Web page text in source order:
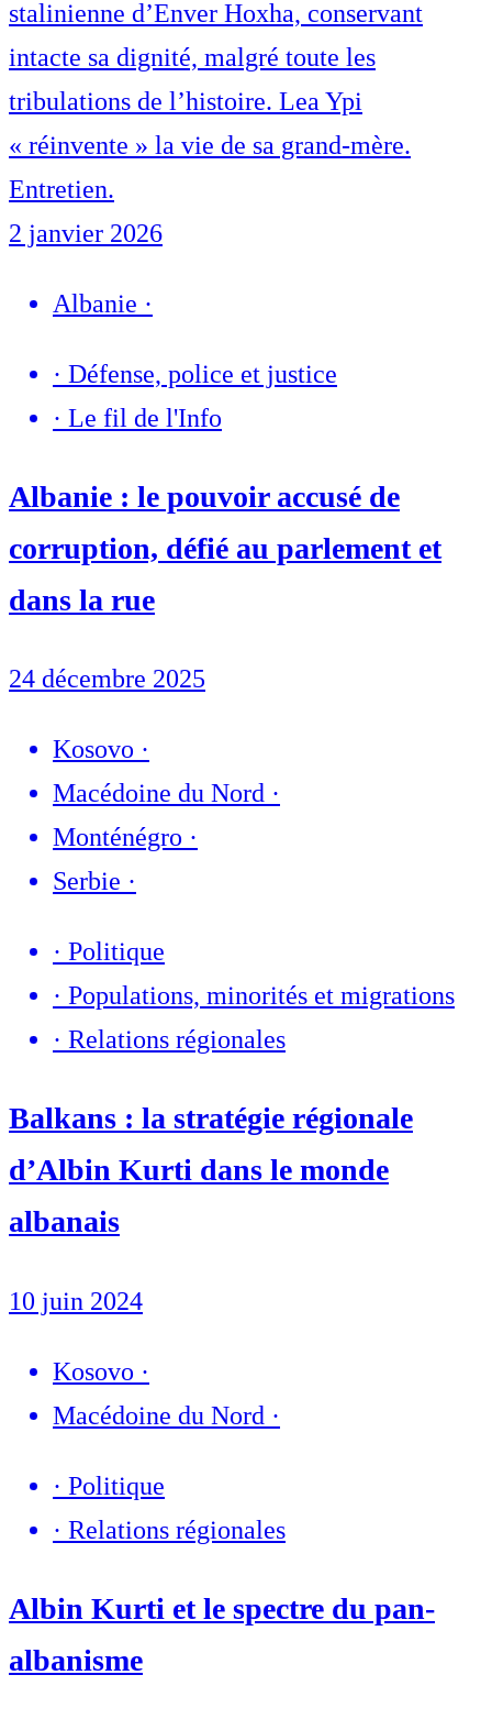
stalinienne d’Enver Hoxha, conservant
intacte sa dignité, malgré toute les
tribulations de l’histoire. Lea Ypi
« réinvente » la vie de sa grand-mère.
Entretien.
2 janvier 2026
Albanie ·
· Défense, police et justice
· Le fil de l'Info
Albanie : le pouvoir accusé de
corruption, défié au parlement et
dans la rue
24 décembre 2025
Kosovo ·
Macédoine du Nord ·
Monténégro ·
Serbie ·
· Politique
· Populations, minorités et migrations
· Relations régionales
Balkans : la stratégie régionale
d’Albin Kurti dans le monde
albanais
10 juin 2024
Kosovo ·
Macédoine du Nord ·
· Politique
· Relations régionales
Albin Kurti et le spectre du pan-
albanisme